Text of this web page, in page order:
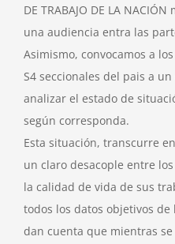
DE TRABAJO DE LA
una audiencia entra las
Asimismo, convocamos a
S4 seccionales del pais a
analizar el estado de
según corresponda.
Esta situación, transcurre
un claro desacople entre
la calidad de vida de sus
todos los datos objetivos
dan cuenta que mientras